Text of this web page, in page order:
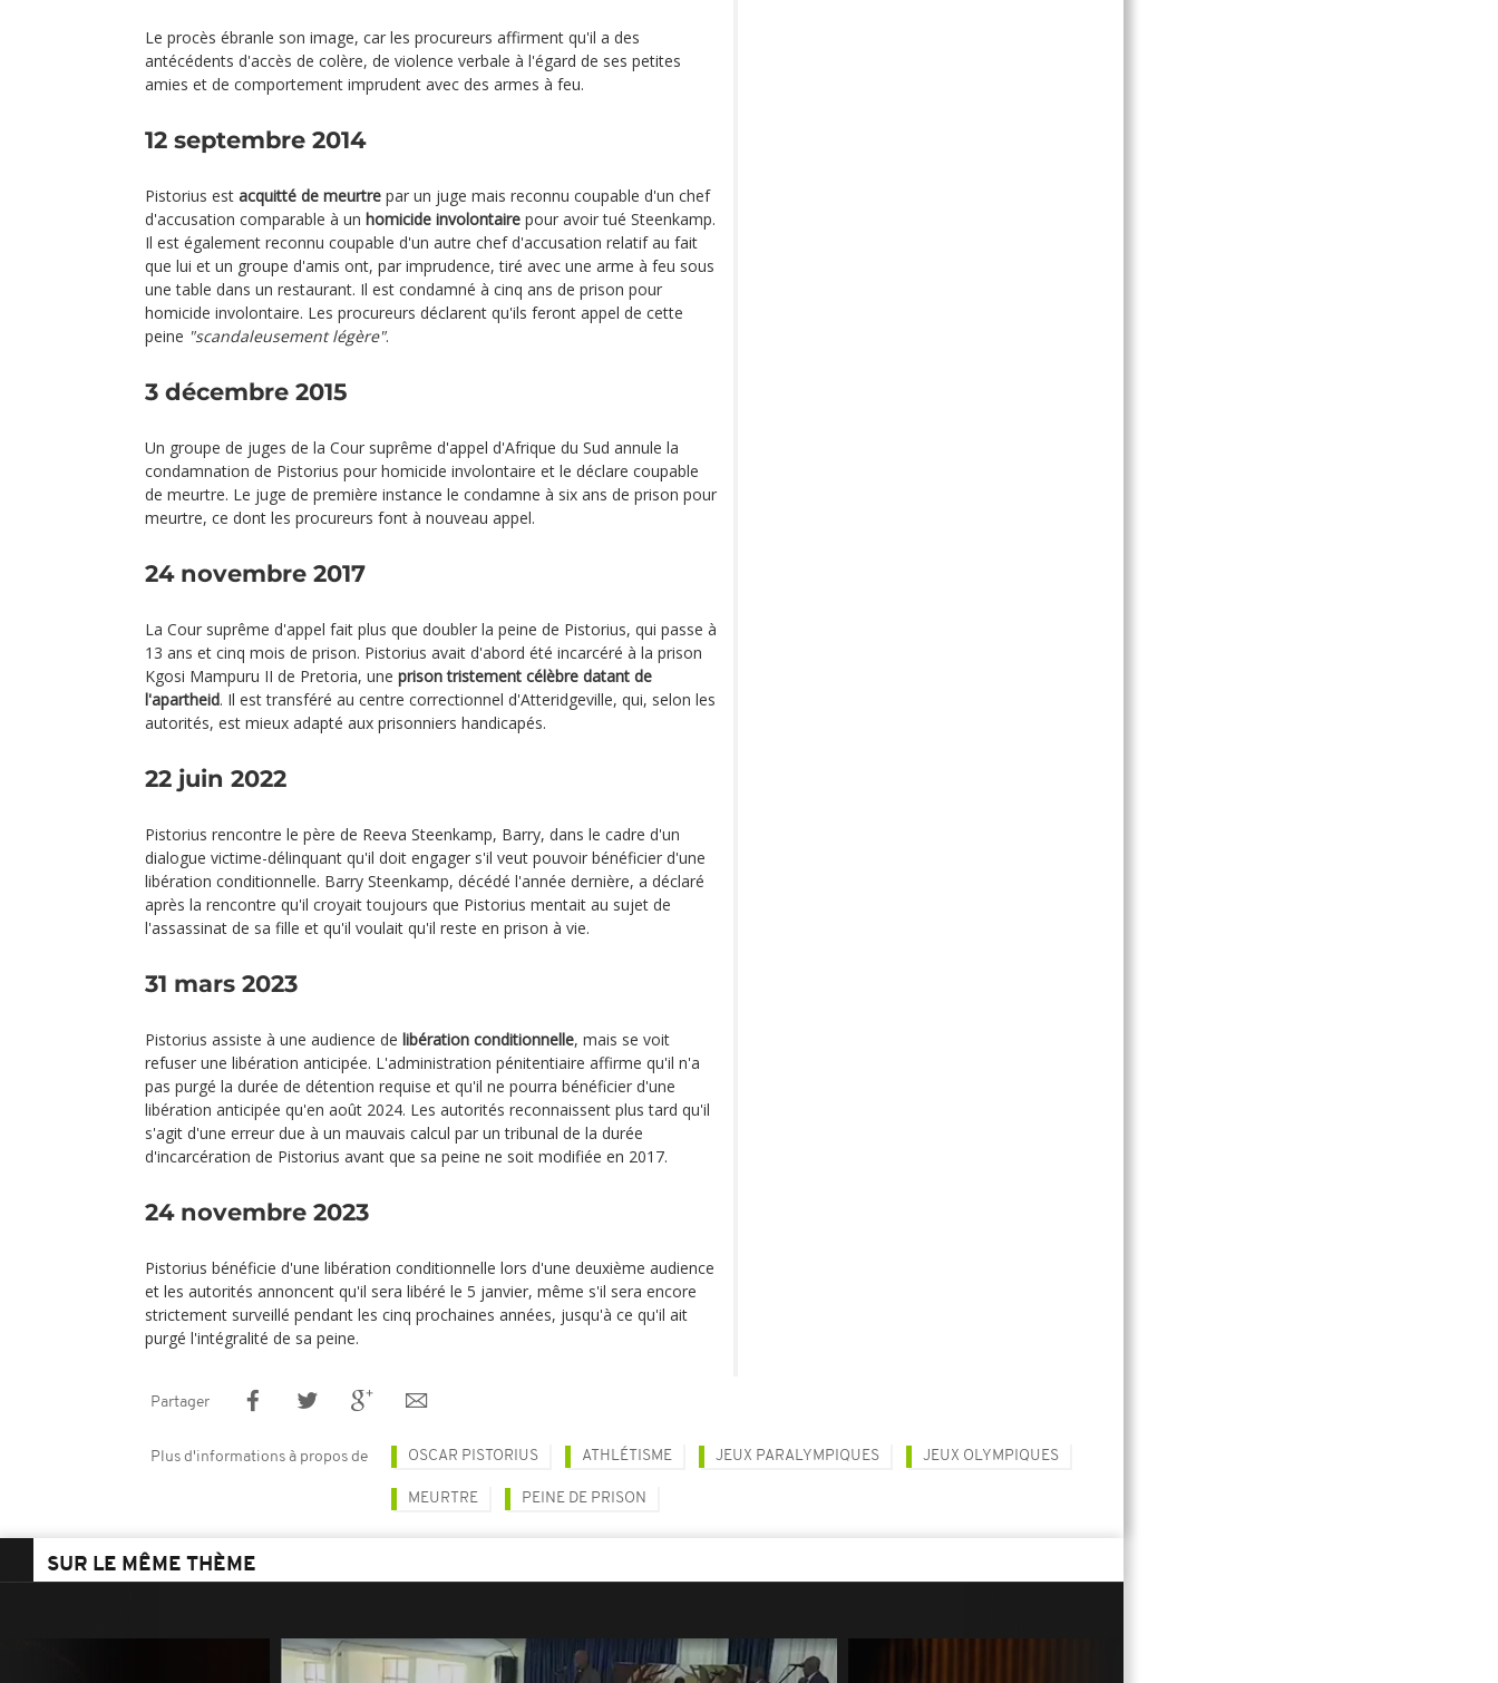
Le procès ébranle son image, car les procureurs affirment qu'il a des
antécédents d'accès de colère, de violence verbale à l'égard de ses petites
amies et de comportement imprudent avec des armes à feu.
12 septembre 2014
Pistorius est acquitté de meurtre par un juge mais reconnu coupable d'un chef
d'accusation comparable à un homicide involontaire pour avoir tué Steenkamp.
Il est également reconnu coupable d'un autre chef d'accusation relatif au fait
que lui et un groupe d'amis ont, par imprudence, tiré avec une arme à feu sous
une table dans un restaurant. Il est condamné à cinq ans de prison pour
homicide involontaire. Les procureurs déclarent qu'ils feront appel de cette
peine "scandaleusement légère".
3 décembre 2015
Un groupe de juges de la Cour suprême d'appel d'Afrique du Sud annule la
condamnation de Pistorius pour homicide involontaire et le déclare coupable
de meurtre. Le juge de première instance le condamne à six ans de prison pour
meurtre, ce dont les procureurs font à nouveau appel.
24 novembre 2017
La Cour suprême d'appel fait plus que doubler la peine de Pistorius, qui passe à
13 ans et cinq mois de prison. Pistorius avait d'abord été incarcéré à la prison
Kgosi Mampuru II de Pretoria, une prison tristement célèbre datant de
l'apartheid. Il est transféré au centre correctionnel d'Atteridgeville, qui, selon les
autorités, est mieux adapté aux prisonniers handicapés.
22 juin 2022
Pistorius rencontre le père de Reeva Steenkamp, Barry, dans le cadre d'un
dialogue victime-délinquant qu'il doit engager s'il veut pouvoir bénéficier d'une
libération conditionnelle. Barry Steenkamp, décédé l'année dernière, a déclaré
après la rencontre qu'il croyait toujours que Pistorius mentait au sujet de
l'assassinat de sa fille et qu'il voulait qu'il reste en prison à vie.
31 mars 2023
Pistorius assiste à une audience de libération conditionnelle, mais se voit
refuser une libération anticipée. L'administration pénitentiaire affirme qu'il n'a
pas purgé la durée de détention requise et qu'il ne pourra bénéficier d'une
libération anticipée qu'en août 2024. Les autorités reconnaissent plus tard qu'il
s'agit d'une erreur due à un mauvais calcul par un tribunal de la durée
d'incarcération de Pistorius avant que sa peine ne soit modifiée en 2017.
24 novembre 2023
Pistorius bénéficie d'une libération conditionnelle lors d'une deuxième audience
et les autorités annoncent qu'il sera libéré le 5 janvier, même s'il sera encore
strictement surveillé pendant les cinq prochaines années, jusqu'à ce qu'il ait
purgé l'intégralité de sa peine.
Partager
Plus d'informations à propos de OSCAR PISTORIUS ATHLÉTISME JEUX PARALYMPIQUES JEUX OLYMPIQUES
MEURTRE PEINE DE PRISON
SUR LE MÊME THÈME